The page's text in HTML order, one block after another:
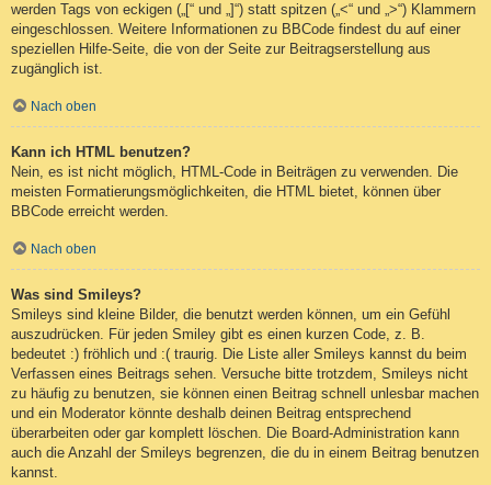
werden Tags von eckigen („[“ und „]“) statt spitzen („<“ und „>“) Klammern
eingeschlossen. Weitere Informationen zu BBCode findest du auf einer
speziellen Hilfe-Seite, die von der Seite zur Beitragserstellung aus
zugänglich ist.
Nach oben
Kann ich HTML benutzen?
Nein, es ist nicht möglich, HTML-Code in Beiträgen zu verwenden. Die
meisten Formatierungsmöglichkeiten, die HTML bietet, können über
BBCode erreicht werden.
Nach oben
Was sind Smileys?
Smileys sind kleine Bilder, die benutzt werden können, um ein Gefühl
auszudrücken. Für jeden Smiley gibt es einen kurzen Code, z. B.
bedeutet :) fröhlich und :( traurig. Die Liste aller Smileys kannst du beim
Verfassen eines Beitrags sehen. Versuche bitte trotzdem, Smileys nicht
zu häufig zu benutzen, sie können einen Beitrag schnell unlesbar machen
und ein Moderator könnte deshalb deinen Beitrag entsprechend
überarbeiten oder gar komplett löschen. Die Board-Administration kann
auch die Anzahl der Smileys begrenzen, die du in einem Beitrag benutzen
kannst.